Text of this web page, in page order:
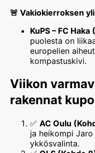
🚨 Vakiokierroksen
KuPS – FC Haka
puolesta on
europelien
kompastuskivi.
Viikon
rakennat
✅ AC Oulu
ja heikompi
ykkösvalinta.